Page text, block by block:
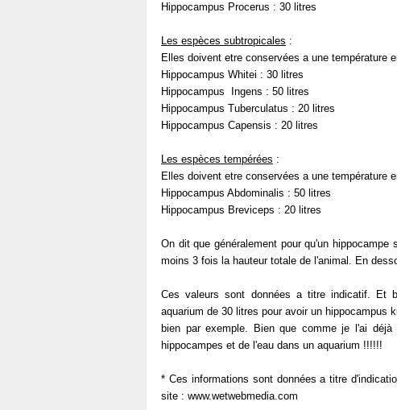
Hippocampus Procerus : 30 litres
Les espèces subtropicales :
Elles doivent etre conservées a une température
Hippocampus Whitei : 30 litres
Hippocampus Ingens : 50 litres
Hippocampus Tuberculatus : 20 litres
Hippocampus Capensis : 20 litres
Les espèces tempérées :
Elles doivent etre conservées a une température
Hippocampus Abdominalis : 50 litres
Hippocampus Breviceps : 20 litres
On dit que généralement pour qu'un
moins 3 fois la hauteur totale de l'animal. En
Ces valeurs sont données a titre indicatif. Et
aquarium de 30 litres pour avoir un hippocampus
bien par exemple. Bien que comme je l'ai
hippocampes et de l'eau dans un aquarium !!!!!!
* Ces informations sont données a titre
site : www.wetwebmedia.com